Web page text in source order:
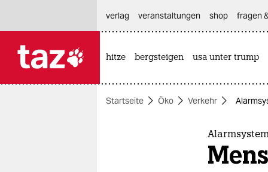
themen
verlag
veranstaltungen shop fragen
hitze bergsteigen usa unter trump
Startseite Öko Verkehr